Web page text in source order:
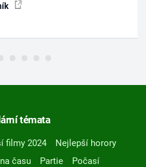
témata
filmy 2024
Nejlepší horory
času Partie
Počasí